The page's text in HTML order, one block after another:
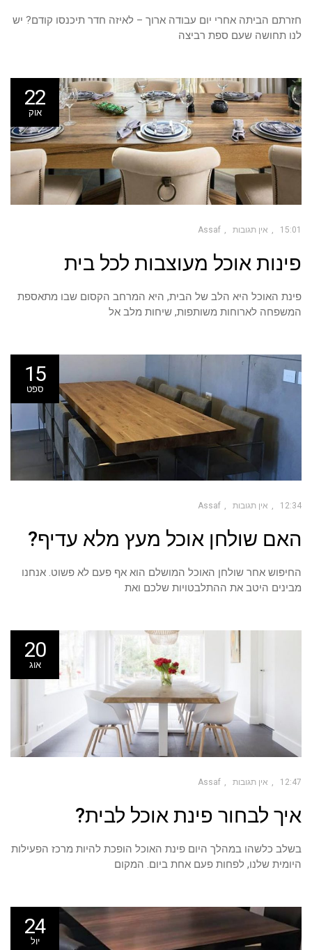
חזרתם הביתה אחרי יום עבודה ארוך – לאיזה חדר תיכנסו קודם? יש
לנו תחושה שעם ספת רביצה
22
אוק
15:01 אין תגובות Assaf
פינות אוכל מעוצבות לכל בית
פינת האוכל היא הלב של הבית, היא המרחב הקסום שבו מתאספת
המשפחה לארוחות משותפות, שיחות מלב אל
15
ספט
12:34 אין תגובות Assaf
האם שולחן אוכל מעץ מלא עדיף?
החיפוש אחר שולחן האוכל המושלם הוא אף פעם לא פשוט. אנחנו
מבינים היטב את ההתלבטויות שלכם ואת
20
אוג
12:47 אין תגובות Assaf
איך לבחור פינת אוכל לבית?
בשלב כלשהו במהלך היום פינת האוכל הופכת להיות מרכז הפעילות
היומית שלנו, לפחות פעם אחת ביום. המקום
24
יול